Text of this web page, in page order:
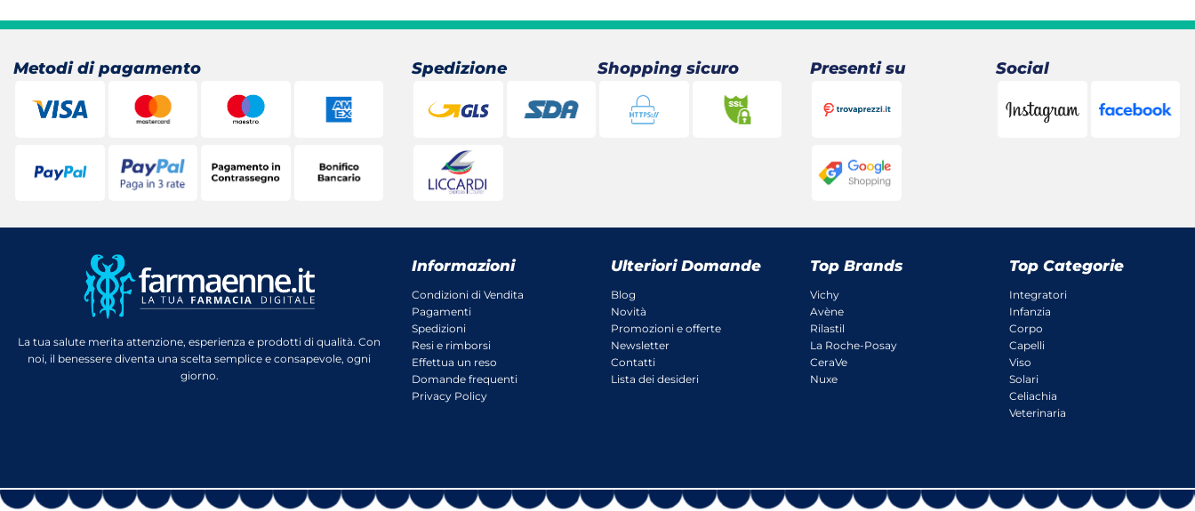
22,00 €.19,11 €.
Metodi di pagamento Spedizione Shopping sicuro Presenti su Social
La tua salute merita attenzione, esperienza e prodotti di qualità. Con
noi, il benessere diventa una scelta semplice e consapevole, ogni
giorno.
Informazioni
Condizioni di Vendita
Pagamenti
Spedizioni
Resi e rimborsi
Effettua un reso
Domande frequenti
Privacy Policy
Ulteriori Domande
Blog
Novità
Promozioni e offerte
Newsletter
Contatti
Lista dei desideri
Top Brands
Vichy
Avène
Rilastil
La Roche-Posay
CeraVe
Nuxe
Top Categorie
Integratori
Infanzia
Corpo
Capelli
Viso
Solari
Celiachia
Veterinaria